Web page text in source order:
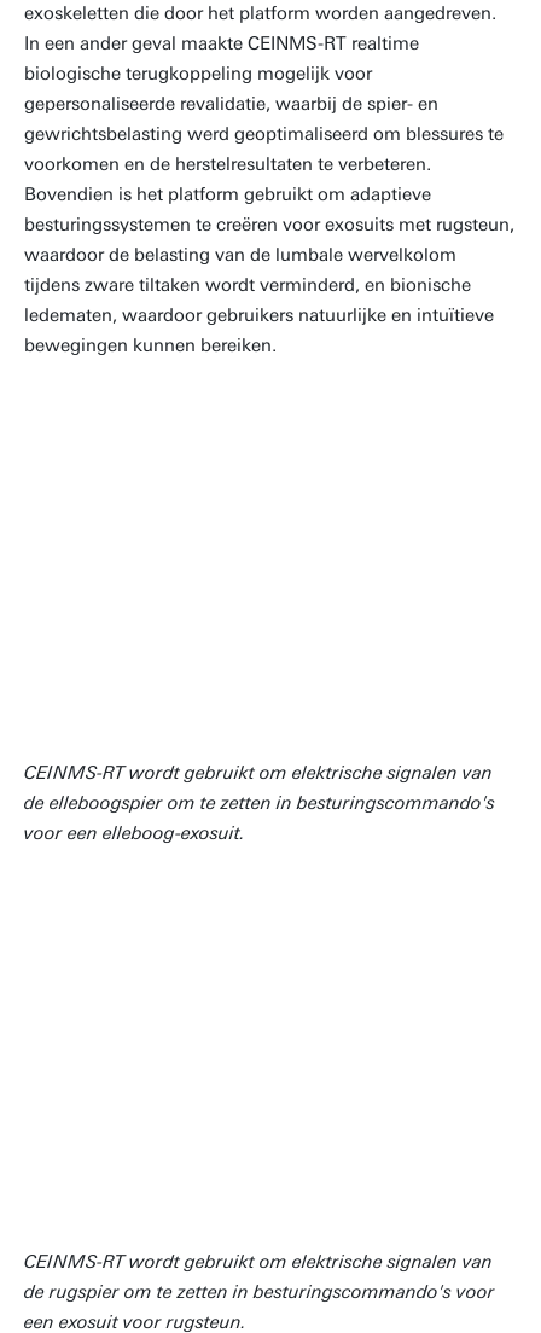
exoskeletten die door het platform worden aangedreven.
In een ander geval maakte CEINMS-RT realtime
biologische terugkoppeling mogelijk voor
gepersonaliseerde revalidatie, waarbij de spier- en
gewrichtsbelasting werd geoptimaliseerd om blessures te
voorkomen en de herstelresultaten te verbeteren.
Bovendien is het platform gebruikt om adaptieve
besturingssystemen te creëren voor exosuits met rugsteun,
waardoor de belasting van de lumbale wervelkolom
tijdens zware tiltaken wordt verminderd, en bionische
ledematen, waardoor gebruikers natuurlijke en intuïtieve
bewegingen kunnen bereiken.
CEINMS-RT wordt gebruikt om elektrische signalen van
de elleboogspier om te zetten in besturingscommando's
voor een elleboog-exosuit.
CEINMS-RT wordt gebruikt om elektrische signalen van
de rugspier om te zetten in besturingscommando's voor
een exosuit voor rugsteun.